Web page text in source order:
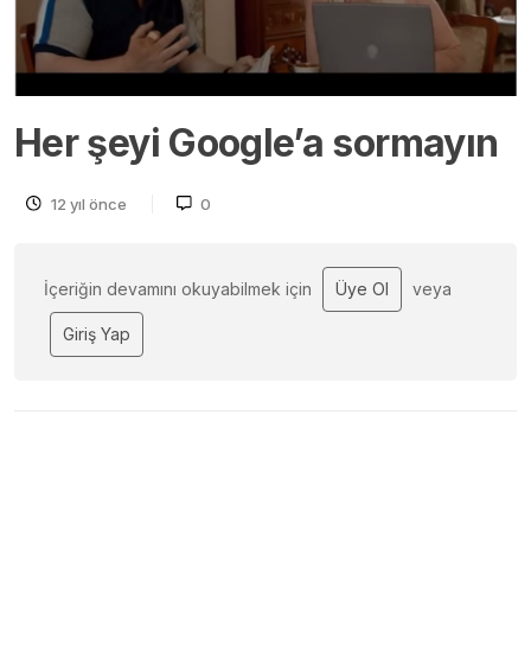
Her şeyi Google’a sormayın
12 yıl önce 0
İçeriğin devamını okuyabilmek için Üye Ol veya
Giriş Yap